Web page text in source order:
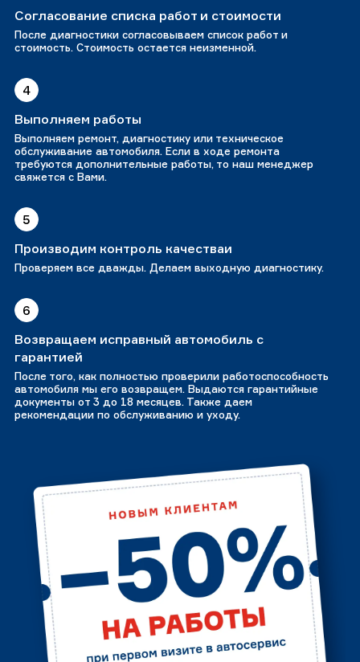
Согласование списка работ и стоимости
После диагностики согласовываем список работ и
стоимость. Стоимость остается неизменной.
4
Выполняем работы
Выполняем ремонт, диагностику или техническое
обслуживание автомобиля. Если в ходе ремонта
требуются дополнительные работы, то наш менеджер
свяжется с Вами.
5
Производим контроль качестваи
Проверяем все дважды. Делаем выходную диагностику.
6
Возвращаем исправный автомобиль с
гарантией
После того, как полностью проверили работоспособность
автомобиля мы его возвращем. Выдаются гарантийные
документы от 3 до 18 месяцев. Также даем
рекомендации по обслуживанию и уходу.